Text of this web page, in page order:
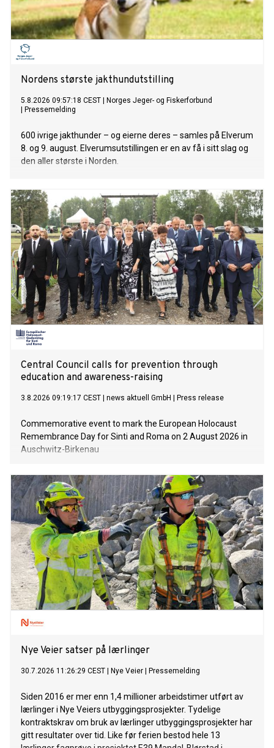
Nordens største jakthundutstilling
5.8.2026 09:57:18 CEST
Norges Jeger- og Fiskerforbund
Pressemelding
600 ivrige jakthunder – og eierne deres – samles på Elverum
8. og 9. august. Elverumsutstillingen er en av få i sitt slag og
den aller største i Norden.
Central Council calls for prevention through
education and awareness-raising
3.8.2026 09:19:17 CEST news aktuell GmbH Press release
Commemorative event to mark the European Holocaust
Remembrance Day for Sinti and Roma on 2 August 2026 in
Auschwitz-Birkenau
Nye Veier satser på lærlinger
30.7.2026 11:26:29 CEST Nye Veier Pressemelding
Siden 2016 er mer enn 1,4 millioner arbeidstimer utført av
lærlinger i Nye Veiers utbyggingsprosjekter. Tydelige
kontraktskrav om bruk av lærlinger utbyggingsprosjekter har
gitt resultater over tid. Like før ferien bestod hele 13